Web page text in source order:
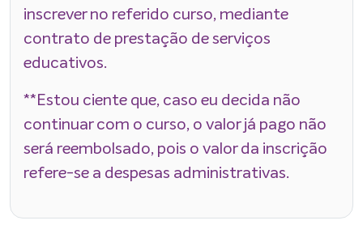
inscrever no referido curso, mediante
contrato de prestação de serviços
educativos.
**Estou ciente que, caso eu decida não
continuar com o curso, o valor já pago não
será reembolsado, pois o valor da inscrição
refere-se a despesas administrativas.